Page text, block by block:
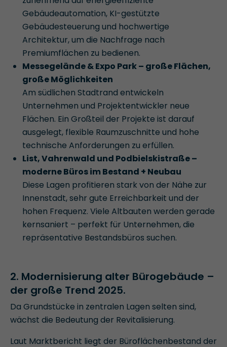
Gebäudeautomation, KI-gestützte
Gebäudesteuerung und hochwertige
Architektur, um die Nachfrage nach
Premiumflächen zu bedienen.
Messegelände & Expo Park – große Flächen,
große Möglichkeiten
Am südlichen Stadtrand entwickeln
Unternehmen und Projektentwickler neue
Flächen. Ein Großteil der Projekte ist darauf
ausgelegt, flexible Raumzuschnitte und hohe
technische Anforderungen zu erfüllen.
List, Vahrenwald und Podbielskistraße –
moderne Büros im Bestand + Neubau
Diese Lagen profitieren stark von der Nähe zur
Innenstadt, sehr gute Erreichbarkeit und der
hohen Frequenz. Viele Altbauten werden gerade
kernsaniert – perfekt für Unternehmen, die
repräsentative Bestandsbüros suchen.
2. Modernisierung alter Bürogebäude –
der große Trend 2025.
Da Grundstücke in zentralen Lagen selten sind,
wächst die Bedeutung der Revitalisierung.
Laut Marktbericht liegt der Büroflächenbestand der